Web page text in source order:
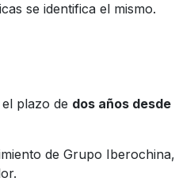
se identifica el mismo.
plazo de dos años desde
de Grupo Iberochina,